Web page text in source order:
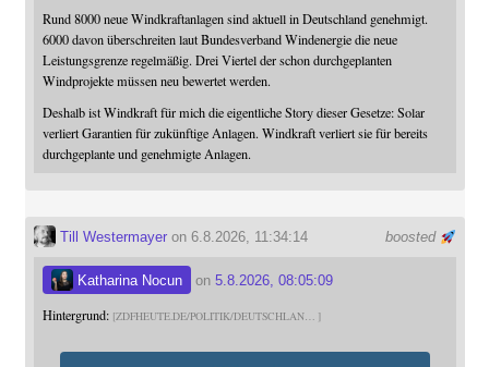
Rund 8000 neue Windkraftanlagen sind aktuell in Deutschland genehmigt.
6000 davon überschreiten laut Bundesverband Windenergie die neue
Leistungsgrenze regelmäßig. Drei Viertel der schon durchgeplanten
Windprojekte müssen neu bewertet werden.
Deshalb ist Windkraft für mich die eigentliche Story dieser Gesetze: Solar
verliert Garantien für zukünftige Anlagen. Windkraft verliert sie für bereits
durchgeplante und genehmigte Anlagen.
boosted
Till Westermayeron 6.8.2026, 11:34:14
Katharina Nocun on 5.8.2026, 08:05:09
Hintergrund: ZDFHEUTE.DE/POLITIK/DEUTSCHLAN